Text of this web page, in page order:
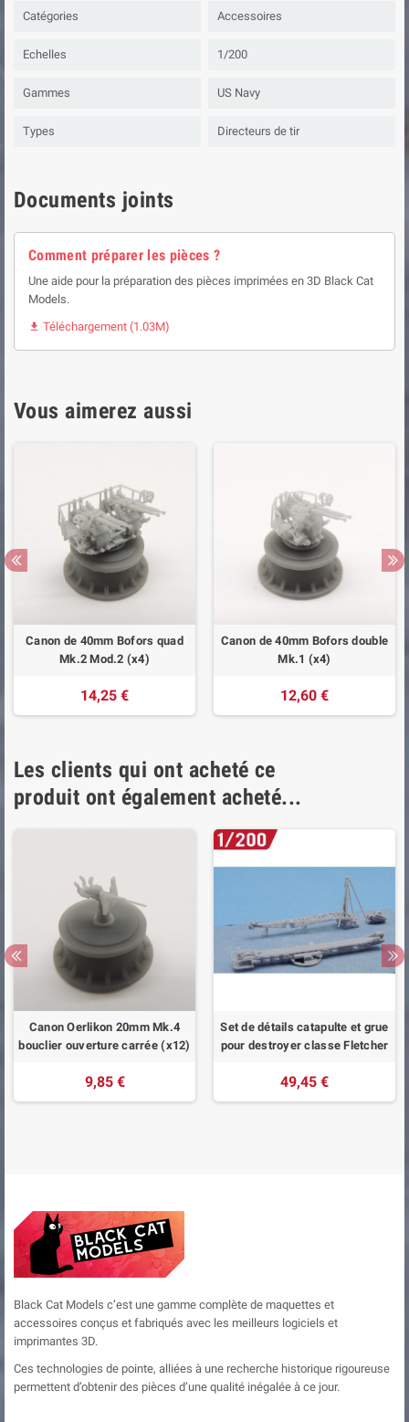
Catégories Accessoires
Echelles 1/200
Gammes US Navy
Types Directeurs de tir
Documents joints
Comment préparer les pièces ?
Une aide pour la préparation des pièces imprimées en 3D Black Cat
Models.
 Téléchargement (1.03M)
Vous aimerez aussi
Canon de 40mm Bofors quad
Mk.2 Mod.2 (x4)
14,25 €
Canon de 40mm Bofors double
Mk.1 (x4)
12,60 €
Les clients qui ont acheté ce
produit ont également acheté...
Canon Oerlikon 20mm Mk.4
bouclier ouverture carrée (x12)
9,85 €
Set de détails catapulte et grue
pour destroyer classe Fletcher
49,45 €
Black Cat Models c’est une gamme complète de maquettes et
accessoires conçus et fabriqués avec les meilleurs logiciels et
imprimantes 3D.
Ces technologies de pointe, alliées à une recherche historique rigoureuse
permettent d’obtenir des pièces d’une qualité inégalée à ce jour.